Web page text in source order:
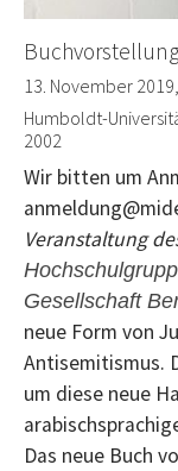
13. November
Humboldt-
2002
Wir bitten um
Veranstaltung
Gesellschaft
neue Form von
Antisemitismus.
um diese neue
Das neue Buch